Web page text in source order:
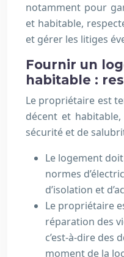
notamment pour
et habitable,
et gérer les litiges
Fournir un
habitable :
Le propriétaire est
décent et
sécurité et de
Le logement
normes
d’isolation et
Le propriétaire
réparation des
c’est-à-dire des
moment de la